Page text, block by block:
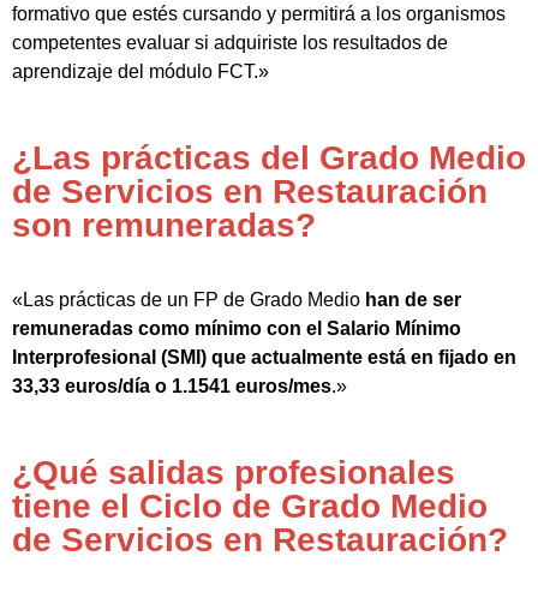
formativo que estés cursando y permitirá a los organismos
competentes evaluar si adquiriste los resultados de
aprendizaje del módulo FCT.»
¿Las prácticas del Grado Medio
de Servicios en Restauración
son remuneradas?
«Las prácticas de un FP de Grado Medio han de ser
remuneradas como mínimo con el Salario Mínimo
Interprofesional (SMI) que actualmente está en fijado en
33,33 euros/día o 1.1541 euros/mes.»
¿Qué salidas profesionales
tiene el Ciclo de Grado Medio
de Servicios en Restauración?